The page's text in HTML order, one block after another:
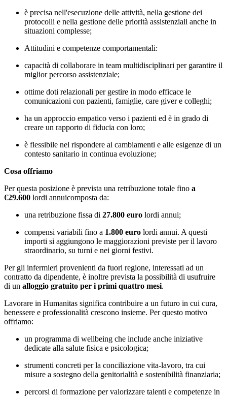
è precisa nell'esecuzione delle attività, nella gestione dei
protocolli e nella gestione delle priorità assistenziali anche in
situazioni complesse;
Attitudini e competenze comportamentali:
capacità di collaborare in team multidisciplinari per garantire il
miglior percorso assistenziale;
ottime doti relazionali per gestire in modo efficace le
comunicazioni con pazienti, famiglie, care giver e colleghi;
ha un approccio empatico verso i pazienti ed è in grado di
creare un rapporto di fiducia con loro;
è flessibile nel rispondere ai cambiamenti e alle esigenze di un
contesto sanitario in continua evoluzione;
Cosa offriamo
Per questa posizione è prevista una retribuzione totale fino a
€29.600 lordi annuicomposta da:
una retribuzione fissa di 27.800 euro lordi annui;
compensi variabili fino a 1.800 euro lordi annui. A questi
importi si aggiungono le maggiorazioni previste per il lavoro
straordinario, su turni e nei giorni festivi.
Per gli infermieri provenienti da fuori regione, interessati ad un
contratto da dipendente, è inoltre prevista la possibilità di usufruire
di un alloggio gratuito per i primi quattro mesi.
Lavorare in Humanitas significa contribuire a un futuro in cui cura,
benessere e professionalità crescono insieme. Per questo motivo
offriamo:
un programma di wellbeing che include anche iniziative
dedicate alla salute fisica e psicologica;
strumenti concreti per la conciliazione vita-lavoro, tra cui
misure a sostegno della genitorialità e sostenibilità finanziaria;
percorsi di formazione per valorizzare talenti e competenze in